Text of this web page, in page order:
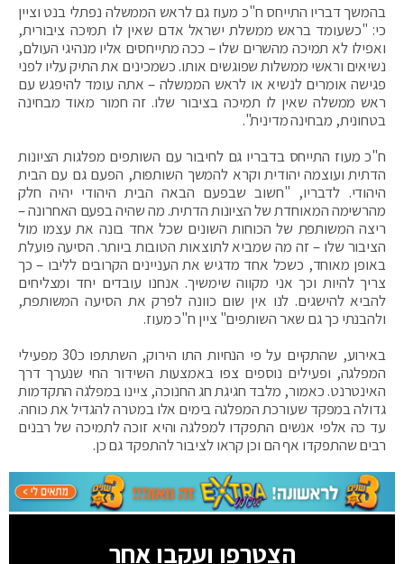
בהמשך דבריו התייחס ח"כ מעוז גם לראש הממשלה נפתלי בנט וציין
כי: "כשעומד בראש ממשלת ישראל אדם שאין לו תמיכה ציבורית,
ואפילו לא תמיכה מהשרים שלו – ככה מתייחסים אליו מנהיגי העולם,
נשיאים וראשי ממשלות שפוגשים אותו. כשמכינים את התיק עליו לפני
פגישה אומרים לנשיא או לראש הממשלה – אתה עומד להיפגש עם
ראש ממשלה שאין לו תמיכה בציבור שלו. זה חמור מאוד מבחינה
בטחונית, מבחינה מדינית".
ח"כ מעוז התייחס בדבריו גם לחיבור עם השותפים מפלגות הציונות
הדתית ועוצמה יהודית וקרא להמשך השותפות, הפעם גם עם הבית
היהודי. לדבריו, "חשוב שבפעם הבאה הבית היהודי יהיה חלק
מהרשימה המאוחדת של הציונות הדתית. מה שהיה בפעם האחרונה –
ריצה המשותפת של הכוחות השונים שכל אחד בונה את עצמו מול
הציבור שלו – זה מה שמביא לתוצאות הטובות ביותר. הסיעה פועלת
באופן מאוחד, כשכל אחד מדגיש את העניינים הקרובים לליבו – כך
צריך להיות וכך אני מקווה שימשיך. אנחנו עובדים יחד ומצליחים
להביא להישגים. לנו אין שום כוונה לפרק את הסיעה המשותפת,
ולהבנתי כך גם שאר השותפים" ציין ח"כ מעוז.
באירוע, שהתקיים על פי הנחיות התו הירוק, השתתפו כ30 מפעילי
המפלגה, ופעילים נוספים צפו באמצעות השידור החי שנערך דרך
האינטרנט. כאמור, מלבד חגיגת חג החנוכה, ציינו במפלגה התקדמות
גדולה במפקד שעורכת המפלגה בימים אלו במטרה להגדיל את כוחה.
עד כה אלפי אנשים התפקדו למפלגה והיא זוכה לתמיכה של רבנים
רבים שהתפקדו אף הם וכן קראו לציבור להתפקד גם כן.
הצטרפו ועקבו אחר